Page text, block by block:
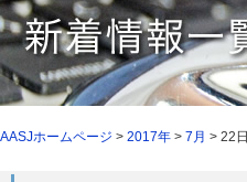
AASJホームページ > 2017年 > 7月 > 22日